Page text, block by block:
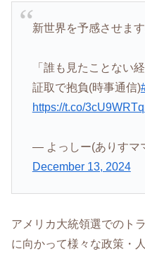
新世界を予感させます
「誰も見たことない
証取で抱負(時事通信)
https://t.co/
— よっしー(ありすマ
December 13, 2024
アメリカ大統領選でのト
に向かって様々な政策・